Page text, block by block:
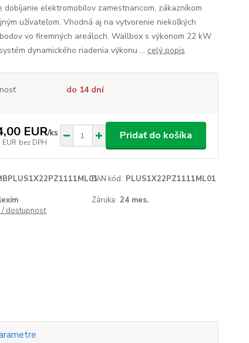
dobíjanie elektromobilov zamestnancom, zákazníkom
užívateľom. Vhodná aj na vytvorenie niekoľkých
vo firemných areáloch. Wallbox s výkonom 22 kW
dynamického riadenia výkonu ... celý popis
do 14 dní
EUR/ks
EUR bez DPH
Pridať do košíka
EAN kód: PLUS1X22PZ1111ML01
Záruka: 24 mes.
/ dostupnosť